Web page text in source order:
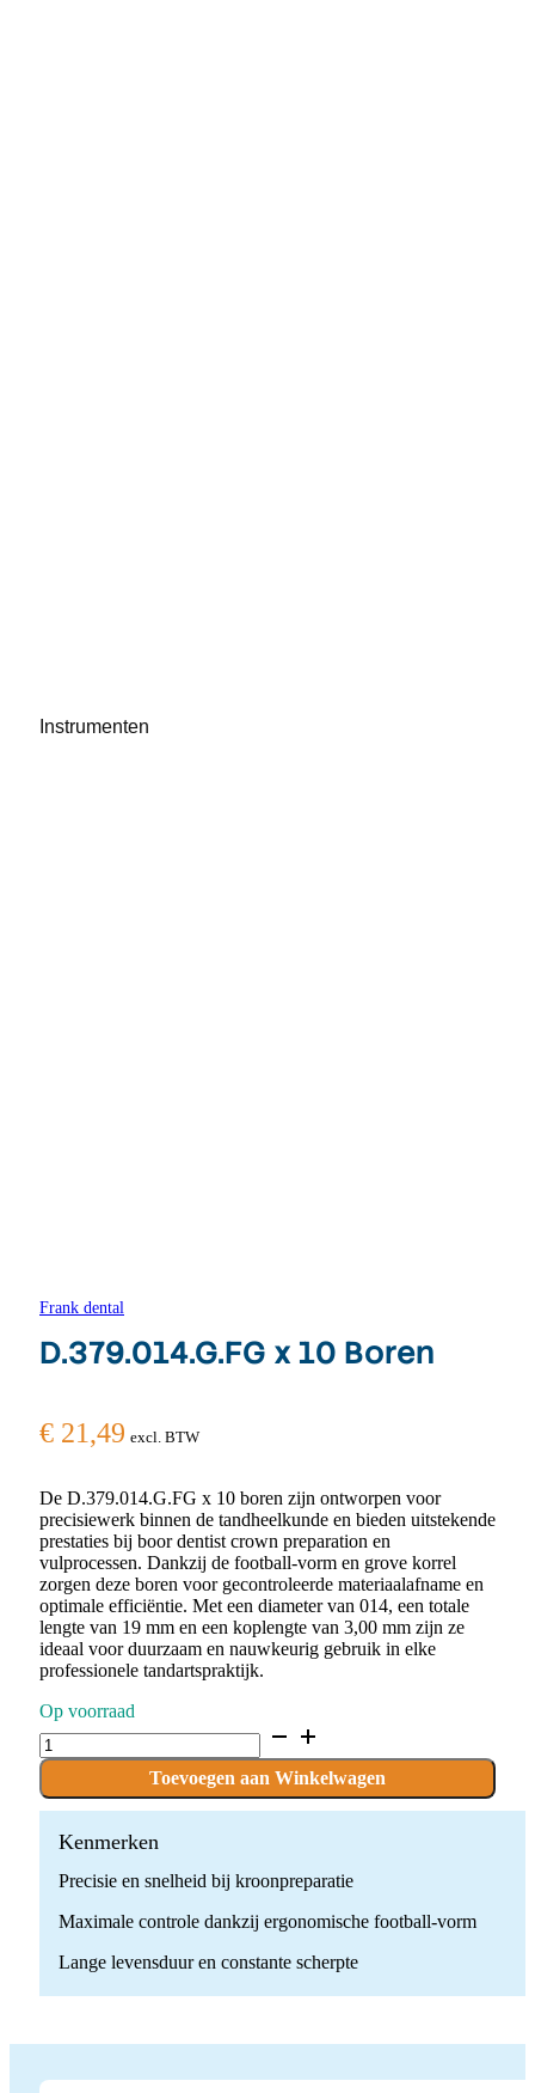
Instrumenten
Frank dental
D.379.014.G.FG x 10 Boren
€ 21,49 excl. BTW
De D.379.014.G.FG x 10 boren zijn ontworpen voor
precisiewerk binnen de tandheelkunde en bieden uitstekende
prestaties bij boor dentist crown preparation en
vulprocessen. Dankzij de football-vorm en grove korrel
zorgen deze boren voor gecontroleerde materiaalafname en
optimale efficiëntie. Met een diameter van 014, een totale
lengte van 19 mm en een koplengte van 3,00 mm zijn ze
ideaal voor duurzaam en nauwkeurig gebruik in elke
professionele tandartspraktijk.
Op voorraad
D.379.014.G.FG
x
Boren
quantity
Toevoegen aan Winkelwagen
Kenmerken
Precisie en snelheid bij kroonpreparatie
Maximale controle dankzij ergonomische football‑vorm
Lange levensduur en constante scherpte